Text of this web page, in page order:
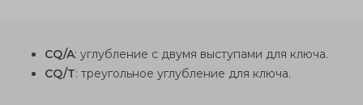
CQ/A: углубление с двумя выступами для ключа.
CQ/T: треугольное углубление для ключа.